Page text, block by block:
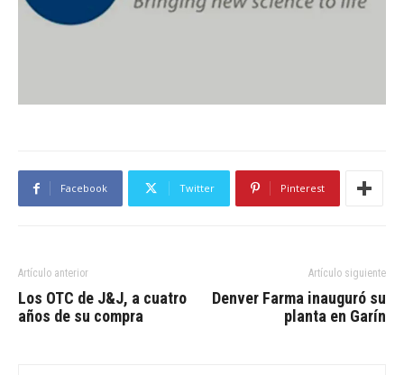
Facebook Twitter Pinterest
Artículo anterior
Los OTC de J&J, a cuatro
años de su compra
Artículo siguiente
Denver Farma inauguró su
planta en Garín